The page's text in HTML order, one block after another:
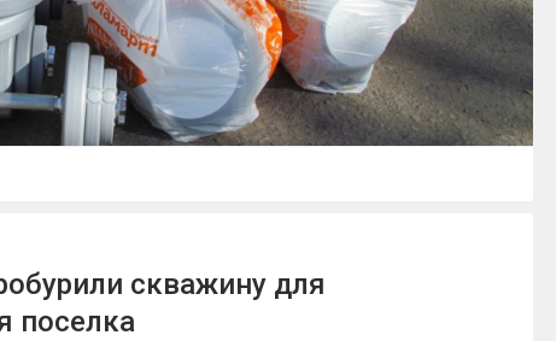
скважину для
поселка